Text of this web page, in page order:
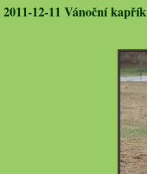
2011-12-11 Vánoční kapřík